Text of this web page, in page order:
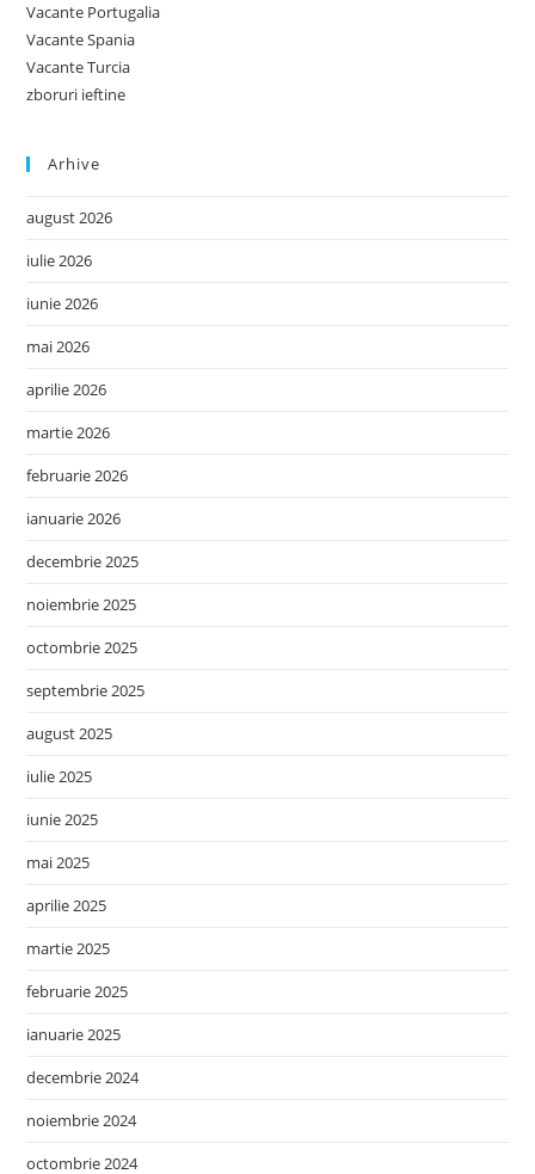
Vacante Portugalia
Vacante Spania
Vacante Turcia
zboruri ieftine
Arhive
august 2026
iulie 2026
iunie 2026
mai 2026
aprilie 2026
martie 2026
februarie 2026
ianuarie 2026
decembrie 2025
noiembrie 2025
octombrie 2025
septembrie 2025
august 2025
iulie 2025
iunie 2025
mai 2025
aprilie 2025
martie 2025
februarie 2025
ianuarie 2025
decembrie 2024
noiembrie 2024
octombrie 2024